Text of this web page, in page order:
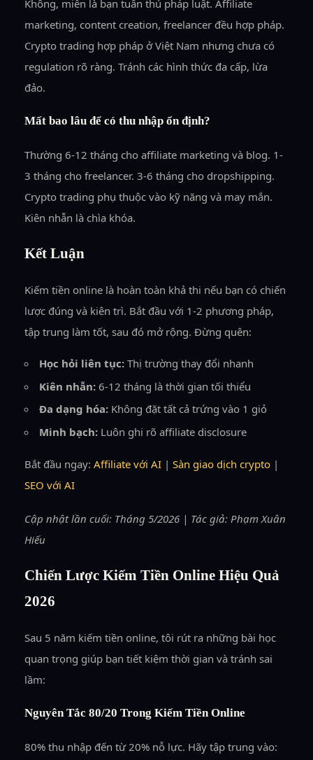
Không, miễn là bạn tuân thủ pháp luật. Affiliate
marketing, content creation, freelancer đều hợp pháp.
Crypto trading hợp pháp ở Việt Nam nhưng chưa có
regulation rõ ràng. Tránh các hình thức đa cấp, lừa
đảo.
Mất bao lâu để có thu nhập ổn định?
Thường 6-12 tháng cho affiliate marketing và blog. 1-
3 tháng cho freelancer. 3-6 tháng cho dropshipping.
Crypto trading phụ thuộc vào kỹ năng và may mắn.
Kiên nhẫn là chìa khóa.
Kết Luận
Kiếm tiền online là hoàn toàn khả thi nếu bạn có chiến
lược đúng và kiên trì. Bắt đầu với 1-2 phương pháp,
tập trung làm tốt, sau đó mở rộng. Đừng quên:
Học hỏi liên tục: Thị trường thay đổi nhanh
Kiên nhẫn: 6-12 tháng là thời gian tối thiểu
Đa dạng hóa: Không đặt tất cả trứng vào 1 giỏ
Minh bạch: Luôn ghi rõ affiliate disclosure
Bắt đầu ngay: Affiliate với AI | Sàn giao dịch crypto |
SEO với AI
Cập nhật lần cuối: Tháng 5/2026 | Tác giả: Phạm Xuân
Hiếu
Chiến Lược Kiếm Tiền Online Hiệu Quả
2026
Sau 5 năm kiếm tiền online, tôi rút ra những bài học
quan trọng giúp bạn tiết kiệm thời gian và tránh sai
lầm:
Nguyên Tắc 80/20 Trong Kiếm Tiền Online
80% thu nhập đến từ 20% nỗ lực. Hãy tập trung vào: